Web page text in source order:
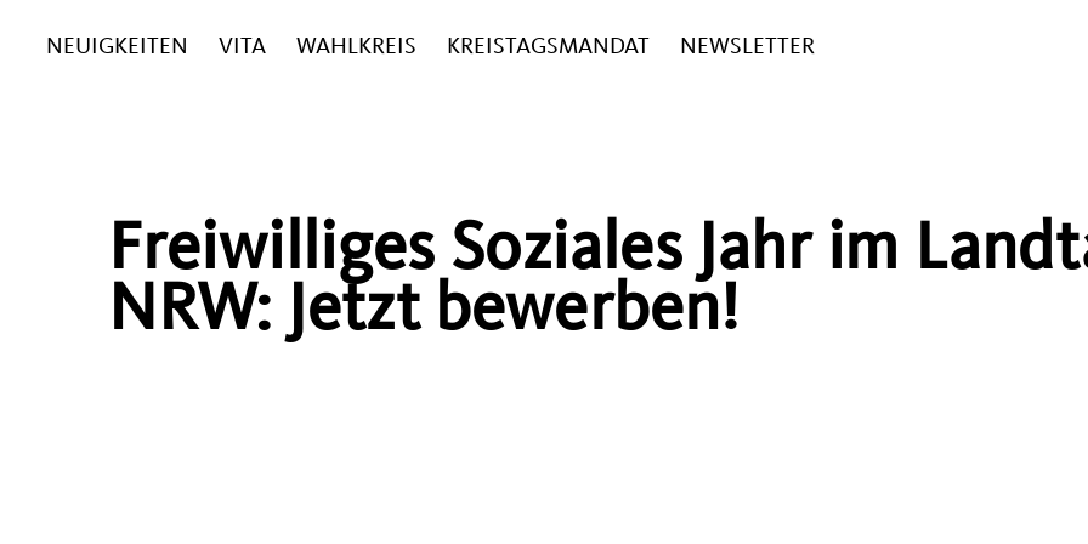
NEUIGKEITEN VITA WAHLKREIS KREISTAGSMANDAT NEWSLETTER
Freiwilliges Soziales Jahr im
NRW: Jetzt bewerben!